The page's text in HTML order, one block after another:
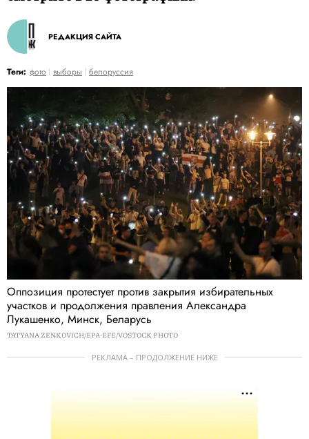
РЕДАКЦИЯ САЙТА
Теги: фото выборы белоруссия
Оппозиция протестует против закрытия избирательных
участков и продолжения правления Александра
Лукашенко, Минск, Беларусь
TATYANA ZENKOVICH/EPA-EFE/VOSTOCK PHOTO
РЕКЛАМА – ПРОДОЛЖЕНИЕ НИЖЕ